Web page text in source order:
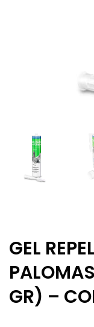
GEL
GR) –